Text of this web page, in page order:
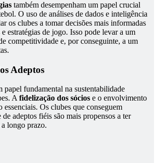
também desempenham um papel crucial
O uso de análises de dados e inteligência
os clubes a tomar decisões mais informadas
estratégias de jogo. Isso pode levar a um
competitividade e, por conseguinte, a um
Adeptos
papel fundamental na sustentabilidade
Afidelização dos sócios e o envolvimento
essenciais. Os clubes que conseguem
adeptos fiéis são mais propensos a ter
longo prazo.